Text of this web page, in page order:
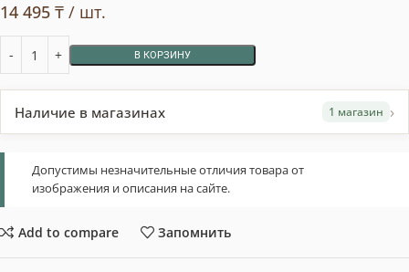
14 495 ₸ / шт.
В КОРЗИНУ
Наличие в магазинах 1 магазин ›
Допустимы незначительные отличия товара от
изображения и описания на сайте.
Add to compare Запомнить